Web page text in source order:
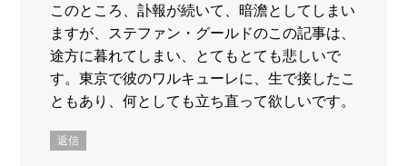
このところ、訃報が続いて、暗澹としてしまい
ますが、ステファン・グールドのこの記事は、
途方に暮れてしまい、とてもとても悲しいで
す。東京で彼のワルキューレに、生で接したこ
ともあり、何としても立ち直って欲しいです。
返信